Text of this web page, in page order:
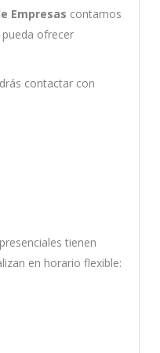
Empresas contamos
ofrecer
contactar con
presenciales tienen
izan en horario flexible: